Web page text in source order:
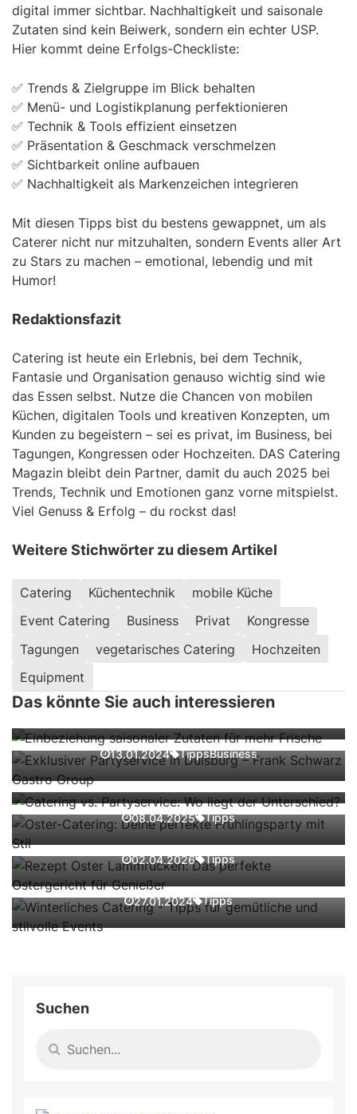
digital immer sichtbar. Nachhaltigkeit und saisonale
Zutaten sind kein Beiwerk, sondern ein echter USP.
Hier kommt deine Erfolgs-Checkliste:
✅ Trends & Zielgruppe im Blick behalten
✅ Menü- und Logistikplanung perfektionieren
✅ Technik & Tools effizient einsetzen
✅ Präsentation & Geschmack verschmelzen
✅ Sichtbarkeit online aufbauen
✅ Nachhaltigkeit als Markenzeichen integrieren
Mit diesen Tipps bist du bestens gewappnet, um als
Caterer nicht nur mitzuhalten, sondern Events aller Art
zu Stars zu machen – emotional, lebendig und mit
Humor!
Redaktionsfazit
Catering ist heute ein Erlebnis, bei dem Technik,
Fantasie und Organisation genauso wichtig sind wie
das Essen selbst. Nutze die Chancen von mobilen
Küchen, digitalen Tools und kreativen Konzepten, um
Kunden zu begeistern – sei es privat, im Business, bei
Tagungen, Kongressen oder Hochzeiten. DAS Catering
Magazin bleibt dein Partner, damit du auch 2025 bei
Trends, Technik und Emotionen ganz vorne mitspielst.
Viel Genuss & Erfolg – du rockst das!
Weitere Stichwörter zu diesem Artikel
Catering Küchentechnik
mobile Küche
Event Catering
Business Privat
Kongresse
Tagungen
vegetarisches Catering
Hochzeiten
Equipment
Das könnte Sie auch interessieren
Einbeziehung saisonaler Zutaten für
10.02.2025 Tipps
Exklusiver Partyservice in Duisburg –
13.01.2024 TippsBusiness
Catering vs. Partyservice: Wo liegt der
Unterschied?
Oster-Catering: Deine perfekte
Frühlingsparty mit Stil
08.04.2025 Tipps
Rezept Oster Lammrücken: Das perfekte
Ostergericht für Genießer
02.04.2026 Tipps
Winterliches Catering - Tipps für
gemütliche und stilvolle Events
27.01.2024 Tipps
Suchen